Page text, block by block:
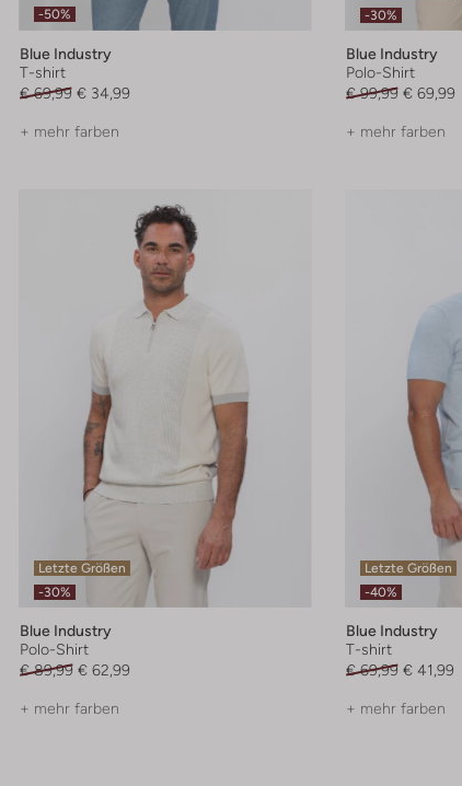
-50%
Blue Industry
T-shirt
€ 69,99 € 34,99
+ mehr farben
-30%
Blue Industry
Polo-Shirt
€ 99,99 € 69,99
+ mehr farben
Letzte Größen
-30%
Blue Industry
Polo-Shirt
€ 89,99 € 62,99
+ mehr farben
Letzte Größen
-40%
Blue Industry
T-shirt
€ 69,99 € 41,99
+ mehr farben